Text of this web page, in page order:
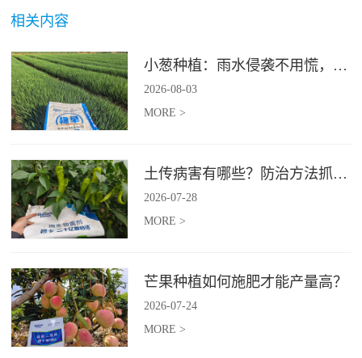
相关内容
小葱种植：雨水侵袭不用慌，四招稳住小葱产量
2026-08-03
MORE >
土传病害有哪些？防治方法抓紧收藏
2026-07-28
MORE >
芒果种植如何施肥才能产量高？
2026-07-24
MORE >